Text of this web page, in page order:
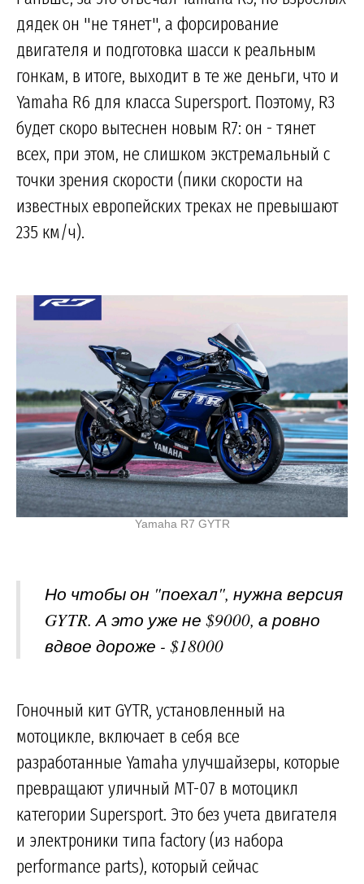
дядек он "не тянет", а форсирование
двигателя и подготовка шасси к реальным
гонкам, в итоге, выходит в те же деньги, что и
Yamaha R6 для класса Supersport. Поэтому, R3
будет скоро вытеснен новым R7: он - тянет
всех, при этом, не слишком экстремальный с
точки зрения скорости (пики скорости на
известных европейских треках не превышают
235 км/ч).
Yamaha R7 GYTR
Но чтобы он "поехал", нужна версия
GYTR. А это уже не $9000, а ровно
вдвое дороже - $18000
Гоночный кит GYTR, установленный на
мотоцикле, включает в себя все
разработанные Yamaha улучшайзеры, которые
превращают уличный MT-07 в мотоцикл
категории Supersport. Это без учета двигателя
и электроники типа factory (из набора
performance parts), который сейчас